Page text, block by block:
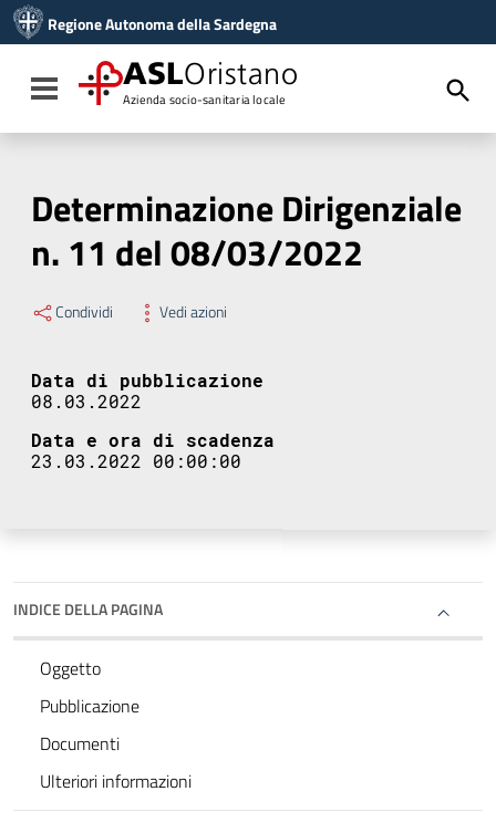
Vai al menu di navigazione
Vai al footer
Regione Autonoma della Sardegna
Toggle navigation
ASLOristano
Azienda socio-sanitaria locale
Determinazione Dirigenziale
n. 11 del 08/03/2022
Condividi Vedi azioni
Data di pubblicazione
08.03.2022
Data e ora di scadenza
23.03.2022 00:00:00
INDICE DELLA PAGINA
Oggetto
Pubblicazione
Documenti
Ulteriori informazioni